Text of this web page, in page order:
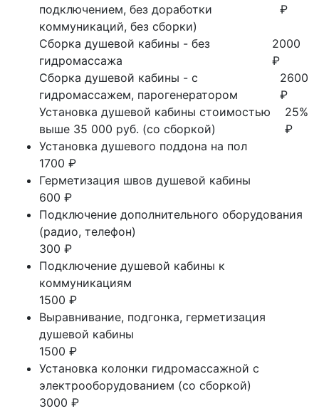
подключением, без доработки
коммуникаций, без сборки)
₽
Сборка душевой кабины - без
гидромассажа
2000
₽
Сборка душевой кабины - с
гидромассажем, парогенератором
2600
₽
Установка душевой кабины стоимостью
выше 35 000 руб. (со сборкой)
25%
₽
Установка душевого поддона на пол
1700 ₽
Герметизация швов душевой кабины
600 ₽
Подключение дополнительного оборудования
(радио, телефон)
300 ₽
Подключение душевой кабины к
коммуникациям
1500 ₽
Выравнивание, подгонка, герметизация
душевой кабины
1500 ₽
Установка колонки гидромассажной с
электрооборудованием (со сборкой)
3000 ₽